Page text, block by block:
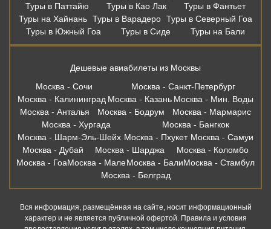
Туры в Паттайю
Туры в Као Лак
Туры в Фантьет
Туры на Хайнань Туры в Варадеро Туры в Северный Гоа
Туры в Южный Гоа
Туры в Сиде Туры на Бали
Дешевые авиабилеты из Москвы
Москва - Сочи
Москва - Санкт-Петербург
Москва - Калининград Москва - Казань Москва - Мин. Воды
Москва - Анталья
Москва - Бодрум
Москва - Мармарис
Москва - Хургада
Москва - Бангкок
Москва - Шарм-Эль-Шейх Москва - Пхукет Москва - Самуи
Москва - Дубай
Москва - Шарджа
Москва - Коломбо
Москва - ГоаМосква - МалеМосква - БалиМосква - Стамбул
Москва - Белград
Вся информация, размещённая на сайте, носит информационный
характер и не является публичной офертой. Правила и условия